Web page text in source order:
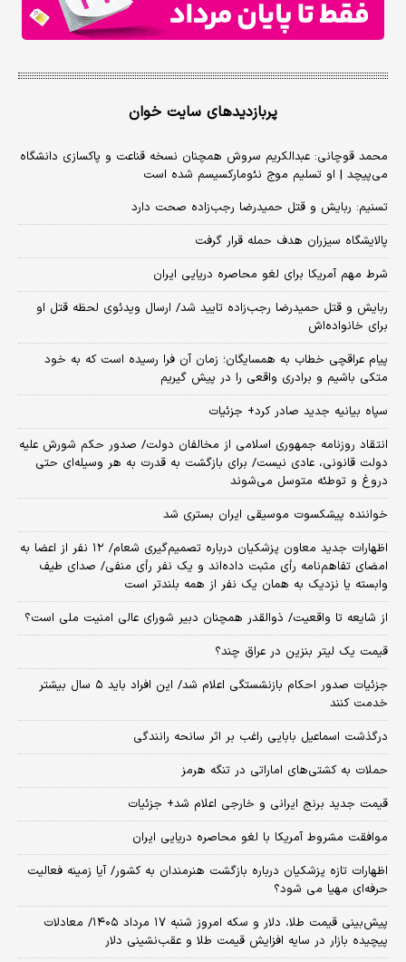
پربازدیدهای سایت خوان
محمد قوچانی: عبدالکریم سروش همچنان نسخه قناعت و پاکسازی دانشگاه
می‌پیچد | او تسلیم موج نئومارکسیسم شده است
تسنیم: ربایش و قتل حمیدرضا رجب‌زاده صحت دارد
پالایشگاه سیزران هدف حمله قرار گرفت
شرط مهم آمریکا برای لغو محاصره دریایی ایران
ربایش و قتل حمیدرضا رجب‌زاده تایید شد/ ارسال ویدئوی لحظه قتل او
برای خانواده‌اش
پیام عراقچی خطاب به همسایگان؛ زمان آن فرا رسیده است که به خود
متکی باشیم و برادری واقعی را در پیش گیریم
سپاه بیانیه جدید صادر کرد+ جزئیات
انتقاد روزنامه جمهوری اسلامی از مخالفان دولت/ صدور حکم شورش علیه
دولت قانونی، عادی نیست/ برای بازگشت به قدرت به هر وسیله‌ای حتی
دروغ و توطئه متوسل می‌شوند
خواننده پیشکسوت موسیقی ایران بستری شد
اظهارات جدید معاون پزشکیان درباره تصمیم‌گیری شعام/ ۱۲ نفر از اعضا به
امضای تفاهم‌نامه رأی مثبت داده‌اند و یک نفر رأی منفی/ صدای طیف
وابسته یا نزدیک به همان یک نفر از همه بلندتر است
از شایعه تا واقعیت/ ذوالقدر همچنان دبیر شورای ‌عالی امنیت ملی است؟
قیمت یک لیتر بنزین در عراق چند؟
جزئیات صدور احکام بازنشستگی اعلام شد/ این افراد باید ۵ سال بیشتر
خدمت کنند
درگذشت اسماعیل بابایی راغب بر اثر سانحه رانندگی
حملات به کشتی‌های اماراتی در تنگه هرمز
قیمت جدید برنج ایرانی و خارجی اعلام شد+ جزئیات
موافقت مشروط آمریکا با لغو محاصره دریایی ایران
اظهارات تازه پزشکیان درباره بازگشت هنرمندان به کشور/ آیا زمینه فعالیت
حرفه‌ای مهیا می شود؟
پیش‌بینی قیمت طلا، دلار و سکه امروز شنبه ۱۷ مرداد ۱۴۰۵/ معادلات
پیچیده بازار در سایه افزایش قیمت طلا و عقب‌نشینی دلار